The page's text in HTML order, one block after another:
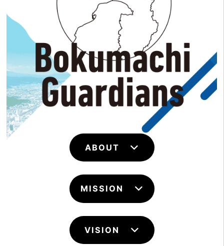
ABOUT
MISSION
VISION